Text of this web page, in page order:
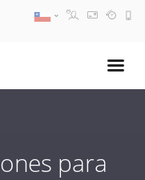
para